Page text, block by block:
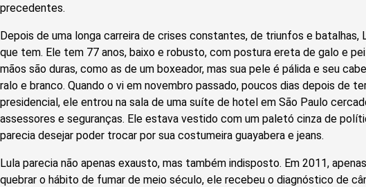
precedentes.
Depois de uma longa carreira de crises constantes, de triunfos e batalhas,
que tem. Ele tem 77 anos, baixo e robusto, com postura ereta de galo e
mãos são duras, como as de um boxeador, mas sua pele é pálida e seu
ralo e branco. Quando o vi em novembro passado, poucos dias depois de
presidencial, ele entrou na sala de uma suíte de hotel em São Paulo
assessores e seguranças. Ele estava vestido com um paletó cinza de
parecia desejar poder trocar por sua costumeira guayabera e jeans.
Lula parecia não apenas exausto, mas também indisposto. Em 2011,
quebrar o hábito de fumar de meio século, ele recebeu o diagnóstico de